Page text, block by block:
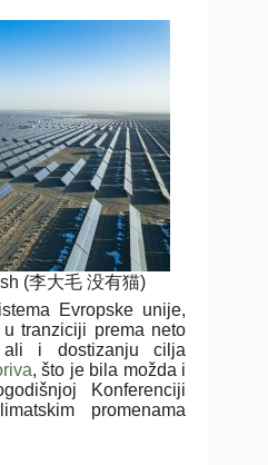
(李大毛 没有猫)
Evropske unije,
tranziciji prema neto
i dostizanju cilja
, što je bila možda i
Konferenciji
promenama